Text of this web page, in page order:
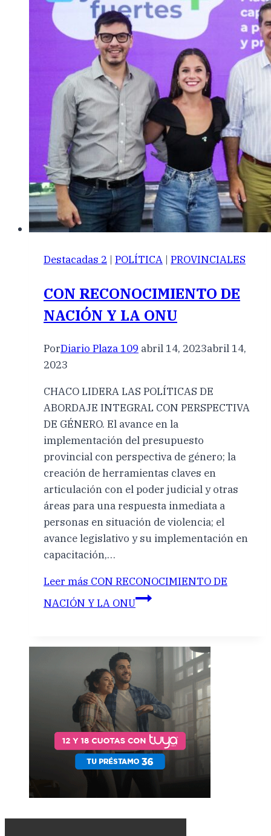
Destacadas 2 | POLÍTICA | PROVINCIALES
CON RECONOCIMIENTO DE
NACIÓN Y LA ONU
PorDiario Plaza 109 abril 14, 2023abril 14,
2023
CHACO LIDERA LAS POLÍTICAS DE
ABORDAJE INTEGRAL CON PERSPECTIVA
DE GÉNERO. El avance en la
implementación del presupuesto
provincial con perspectiva de género; la
creación de herramientas claves en
articulación con el poder judicial y otras
áreas para una respuesta inmediata a
personas en situación de violencia; el
avance legislativo y su implementación en
capacitación,…
Leer más CON RECONOCIMIENTO DE
NACIÓN Y LA ONU